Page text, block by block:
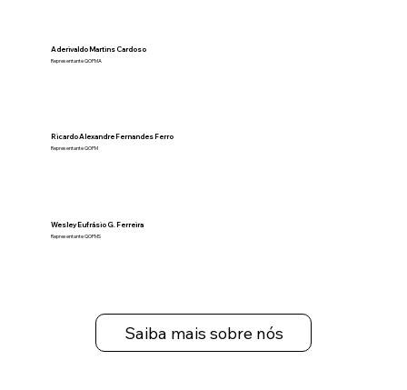
Aderivaldo Martins Cardoso
Representante QOPMA
Ricardo Alexandre Fernandes Ferro
Representante QOPM
Wesley Eufrásio G. Ferreira
Representante QOPMS
Saiba mais sobre nós